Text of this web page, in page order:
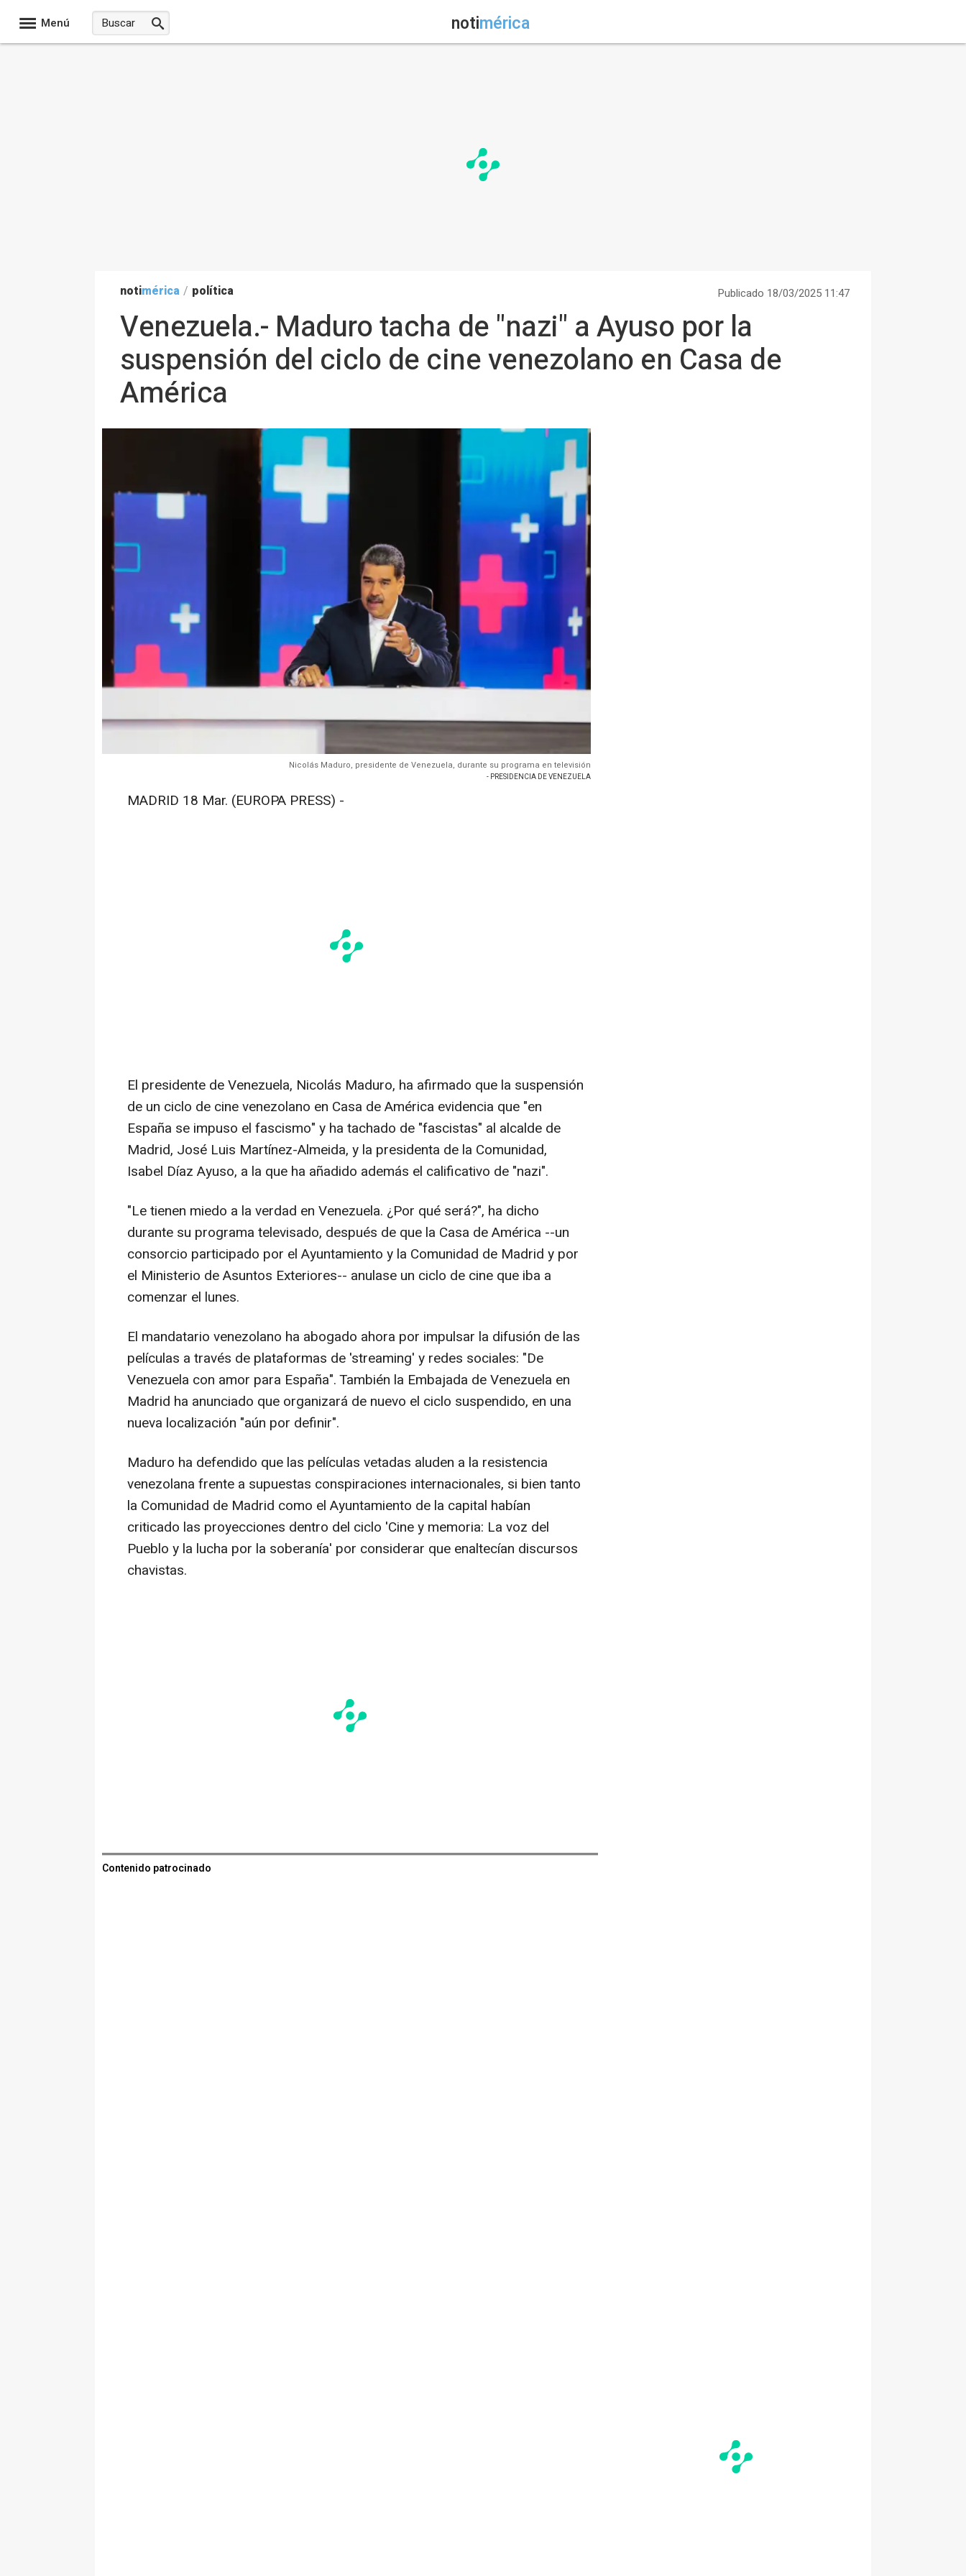
Menú notimérica
notimérica / política Publicado 18/03/2025 11:47
Venezuela.- Maduro tacha de "nazi" a Ayuso por la
suspensión del ciclo de cine venezolano en Casa de
América
Nicolás Maduro, presidente de Venezuela, durante su programa en televisión
- PRESIDENCIA DE VENEZUELA
MADRID 18 Mar. (EUROPA PRESS) -
El presidente de Venezuela, Nicolás Maduro, ha afirmado que la suspensión
de un ciclo de cine venezolano en Casa de América evidencia que "en
España se impuso el fascismo" y ha tachado de "fascistas" al alcalde de
Madrid, José Luis Martínez-Almeida, y la presidenta de la Comunidad,
Isabel Díaz Ayuso, a la que ha añadido además el calificativo de "nazi".
"Le tienen miedo a la verdad en Venezuela. ¿Por qué será?", ha dicho
durante su programa televisado, después de que la Casa de América --un
consorcio participado por el Ayuntamiento y la Comunidad de Madrid y por
el Ministerio de Asuntos Exteriores-- anulase un ciclo de cine que iba a
comenzar el lunes.
El mandatario venezolano ha abogado ahora por impulsar la difusión de las
películas a través de plataformas de 'streaming' y redes sociales: "De
Venezuela con amor para España". También la Embajada de Venezuela en
Madrid ha anunciado que organizará de nuevo el ciclo suspendido, en una
nueva localización "aún por definir".
Maduro ha defendido que las películas vetadas aluden a la resistencia
venezolana frente a supuestas conspiraciones internacionales, si bien tanto
la Comunidad de Madrid como el Ayuntamiento de la capital habían
criticado las proyecciones dentro del ciclo 'Cine y memoria: La voz del
Pueblo y la lucha por la soberanía' por considerar que enaltecían discursos
chavistas.
Contenido patrocinado